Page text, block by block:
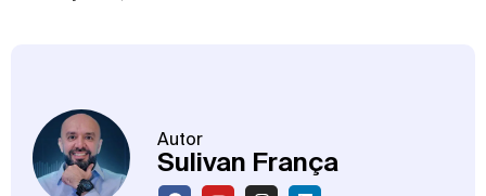
Autor
Sulivan França